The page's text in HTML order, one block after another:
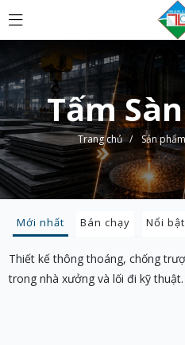
Tấm
Trang chủ / Sản phẩm
Mới nhất Bán chạy Nổi bật
Thiết kế thông thoáng, chống
trong nhà xưởng và lối đi kỹ thuật.